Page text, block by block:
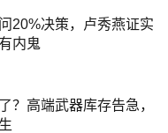
20%决策，卢秀燕证实
内鬼
？高端武器库存告急，